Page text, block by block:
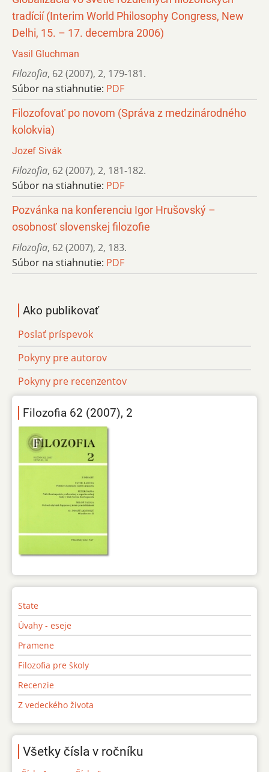
tradícií (Interim World Philosophy Congress, New
Delhi, 15. – 17. decembra 2006)
Vasil Gluchman
Filozofia, 62 (2007), 2, 179-181.
Súbor na stiahnutie: PDF
Filozofovať po novom (Správa z medzinárodného
kolokvia)
Jozef Sivák
Filozofia, 62 (2007), 2, 181-182.
Súbor na stiahnutie: PDF
Pozvánka na konferenciu Igor Hrušovský –
osobnosť slovenskej filozofie
Filozofia, 62 (2007), 2, 183.
Súbor na stiahnutie: PDF
Ako publikovať
Poslať príspevok
Pokyny pre autorov
Pokyny pre recenzentov
Filozofia 62 (2007), 2
State
Úvahy - eseje
Pramene
Filozofia pre školy
Recenzie
Z vedeckého života
Všetky čísla v ročníku